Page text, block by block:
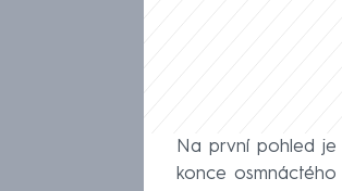
Na první pohled je
konce